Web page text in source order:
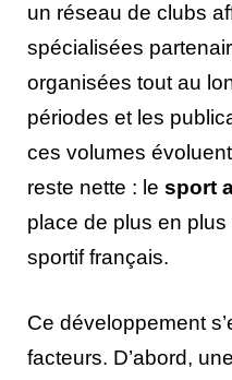
un réseau de clubs
spécialisées
organisées tout au
périodes et les
ces volumes
reste nette : le sport
place de plus en
sportif français.
Ce développement
facteurs. D’abord,